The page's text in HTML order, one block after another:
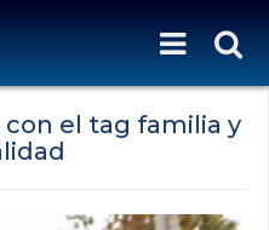
el tag familia y